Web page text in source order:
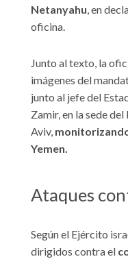
Netanyahu, en
oficina.
Junto al texto, la
imágenes del
junto al jefe del
Zamir, en la sede
Aviv,
Yemen.
Ataques
Según el Ejército
dirigidos contra el